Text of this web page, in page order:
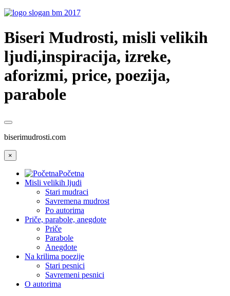
Biseri Mudrosti, misli velikih
ljudi,inspiracija, izreke,
aforizmi, price, poezija,
parabole
biserimudrosti.com
×
Početna
Misli velikih ljudi
Stari mudraci
Savremena mudrost
Po autorima
Priče, parabole, anegdote
Priče
Parabole
Anegdote
Na krilima poezije
Stari pesnici
Savremeni pesnici
O autorima